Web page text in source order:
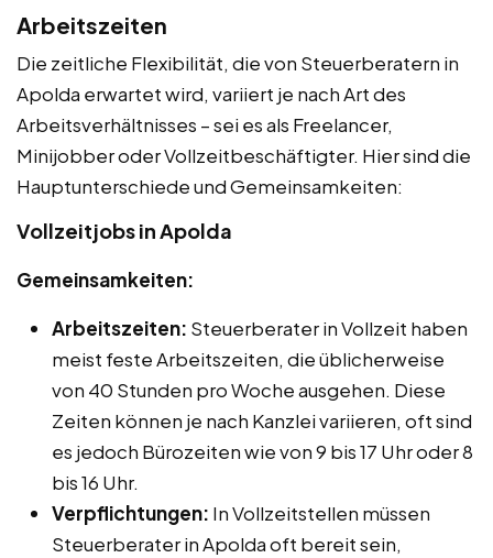
Arbeitszeiten
Die zeitliche Flexibilität, die von Steuerberatern in
Apolda erwartet wird, variiert je nach Art des
Arbeitsverhältnisses – sei es als Freelancer,
Minijobber oder Vollzeitbeschäftigter. Hier sind die
Hauptunterschiede und Gemeinsamkeiten:
Vollzeitjobs in Apolda
Gemeinsamkeiten:
Arbeitszeiten: Steuerberater in Vollzeit haben
meist feste Arbeitszeiten, die üblicherweise
von 40 Stunden pro Woche ausgehen. Diese
Zeiten können je nach Kanzlei variieren, oft sind
es jedoch Bürozeiten wie von 9 bis 17 Uhr oder 8
bis 16 Uhr.
Verpflichtungen: In Vollzeitstellen müssen
Steuerberater in Apolda oft bereit sein,